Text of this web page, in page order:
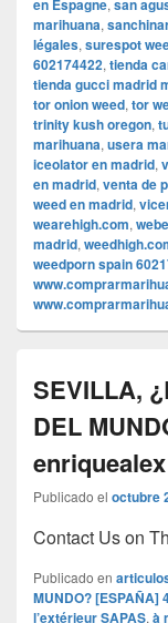
en Espagne, san
marihuana,
légales, surespot
602174422, tienda
tienda gucci madrid
tor onion weed, tor
trinity kush oregon,
marihuana, usera
iceolator en madrid,
en madrid, venta de
weed en madrid,
wearehigh.com,
madrid,
weedporn spain
SEVILLA,
DEL
enriquealex
Publicado el octubre
Contact Us on
Publicado en
MUNDO? [ESPAÑA]
l’extérieur SAPAS, à